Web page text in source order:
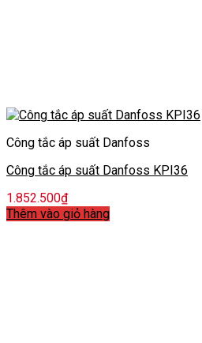
Công tắc áp suất Danfoss
Công tắc áp suất Danfoss KPI36
1.852.500₫
Thêm vào giỏ hàng